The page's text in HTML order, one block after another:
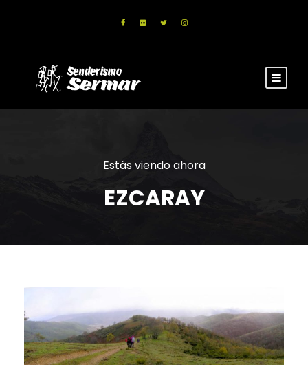
Estás viendo ahora
EZCARAY